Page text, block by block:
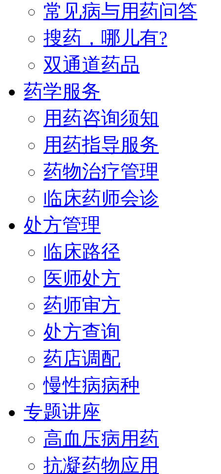
常见病与用药问答
搜药，哪儿有?
双通道药品
药学服务
用药咨询须知
用药指导服务
药物治疗管理
临床药师会诊
处方管理
临床路径
医师处方
药师审方
处方查询
药店调配
慢性病病种
专题讲座
高血压病用药
抗凝药物应用